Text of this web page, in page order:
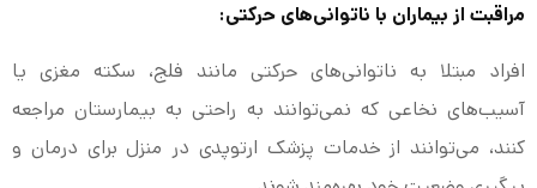
مراقبت از بیماران با ناتوانی‌های حرکتی:
افراد مبتلا به ناتوانی‌های حرکتی مانند فلج، سکته مغزی یا
آسیب‌های نخاعی که نمی‌توانند به راحتی به بیمارستان مراجعه
کنند، می‌توانند از خدمات پزشک ارتوپدی در منزل برای درمان و